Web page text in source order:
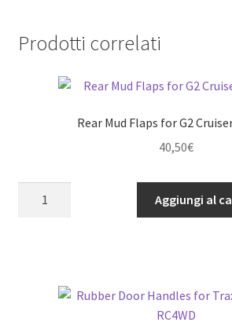
Prodotti correlati
Rear Mud Flaps for G2
40,50€
Aggiungi al